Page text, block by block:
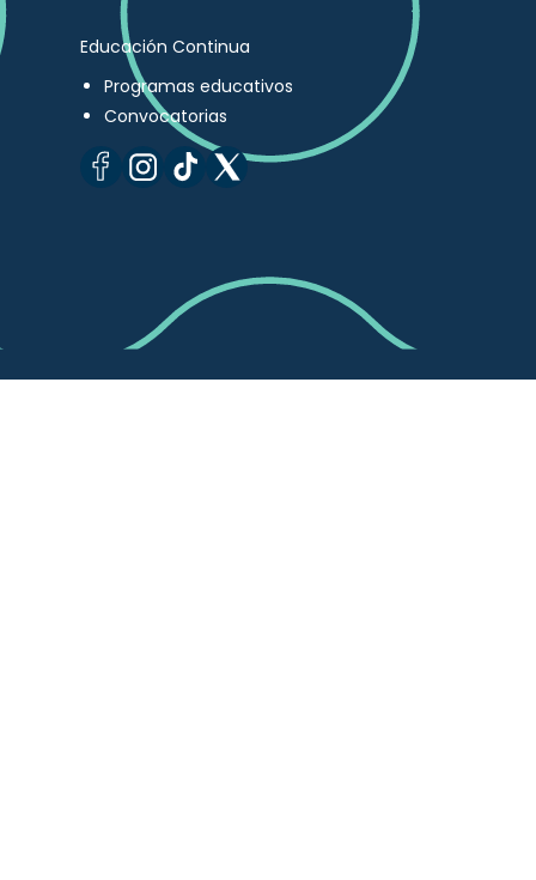
Educación Continua
Programas educativos
Convocatorias